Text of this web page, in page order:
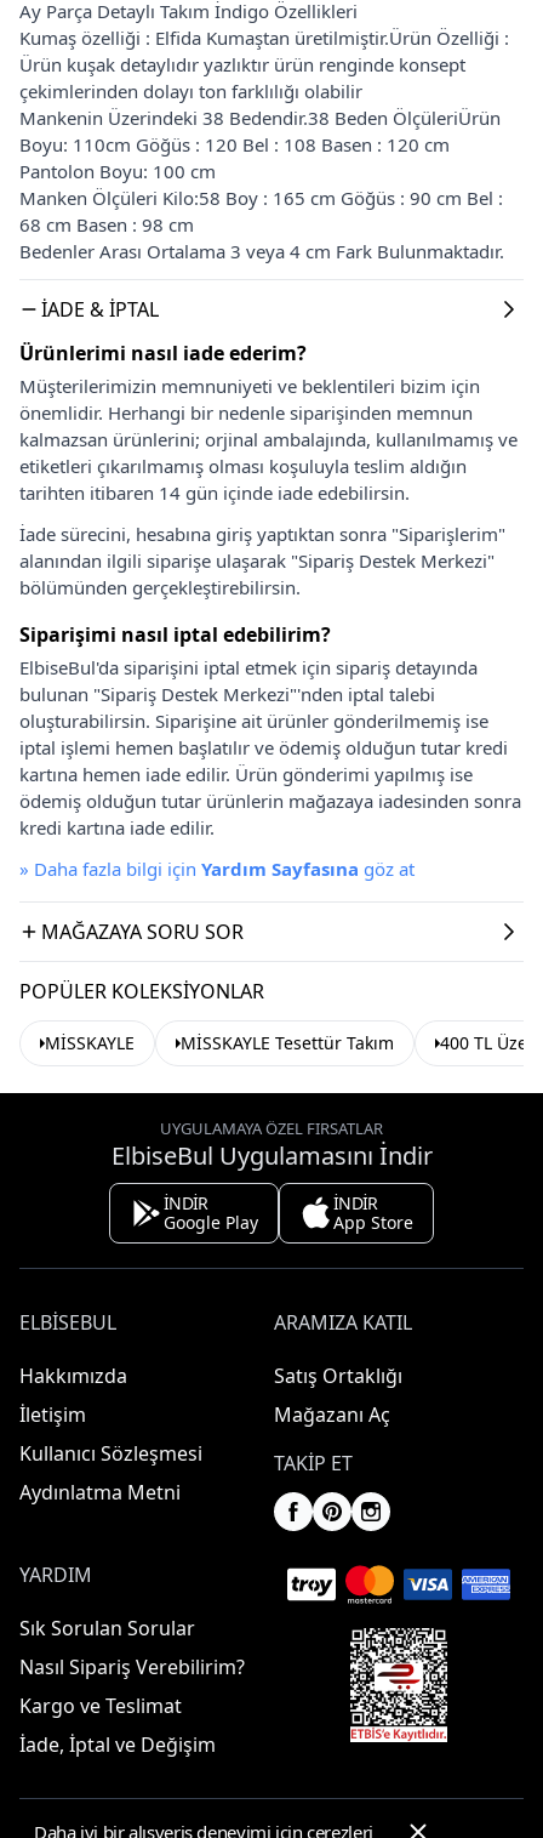
Ay Parça Detaylı Takım İndigo Özellikleri
Kumaş özelliği : Elfida Kumaştan üretilmiştir.Ürün Özelliği :
Ürün kuşak detaylıdır yazlıktır ürün renginde konsept
çekimlerinden dolayı ton farklılığı olabilir
Mankenin Üzerindeki 38 Bedendir.38 Beden ÖlçüleriÜrün
Boyu: 110cm Göğüs : 120 Bel : 108 Basen : 120 cm
Pantolon Boyu: 100 cm
Manken Ölçüleri Kilo:58 Boy : 165 cm Göğüs : 90 cm Bel :
68 cm Basen : 98 cm
Bedenler Arası Ortalama 3 veya 4 cm Fark Bulunmaktadır.
İADE & İPTAL
Ürünlerimi nasıl iade ederim?
Müşterilerimizin memnuniyeti ve beklentileri bizim için
önemlidir. Herhangi bir nedenle siparişinden memnun
kalmazsan ürünlerini; orjinal ambalajında, kullanılmamış ve
etiketleri çıkarılmamış olması koşuluyla teslim aldığın
tarihten itibaren 14 gün içinde iade edebilirsin.
İade sürecini, hesabına giriş yaptıktan sonra "Siparişlerim"
alanından ilgili siparişe ulaşarak "Sipariş Destek Merkezi"
bölümünden gerçekleştirebilirsin.
Siparişimi nasıl iptal edebilirim?
ElbiseBul'da siparişini iptal etmek için sipariş detayında
bulunan "Sipariş Destek Merkezi"'nden iptal talebi
oluşturabilirsin. Siparişine ait ürünler gönderilmemiş ise
iptal işlemi hemen başlatılır ve ödemiş olduğun tutar kredi
kartına hemen iade edilir. Ürün gönderimi yapılmış ise
ödemiş olduğun tutar ürünlerin mağazaya iadesinden sonra
kredi kartına iade edilir.
» Daha fazla bilgi için Yardım Sayfasına göz at
MAĞAZAYA SORU SOR
POPÜLER KOLEKSIYONLAR
MİSSKAYLE MİSSKAYLE Tesettür Takım 400 TL
UYGULAMAYA ÖZEL FIRSATLAR
ElbiseBul Uygulamasını İndir
İNDİR
Google Play
İNDİR
App Store
ELBISEBUL
Hakkımızda
İletişim
Kullanıcı Sözleşmesi
Aydınlatma Metni
ARAMIZA KATIL
Satış Ortaklığı
Mağazanı Aç
TAKIP ET
YARDIM
Sık Sorulan Sorular
Nasıl Sipariş Verebilirim?
Kargo ve Teslimat
İade, İptal ve Değişim
Daha iyi bir alışveriş deneyimi için çerezleri